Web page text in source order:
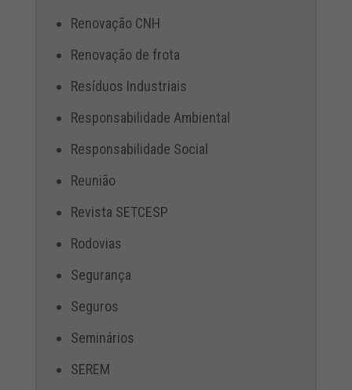
Renovação CNH
Renovação de frota
Resíduos Industriais
Responsabilidade Ambiental
Responsabilidade Social
Reunião
Revista SETCESP
Rodovias
Segurança
Seguros
Seminários
SEREM